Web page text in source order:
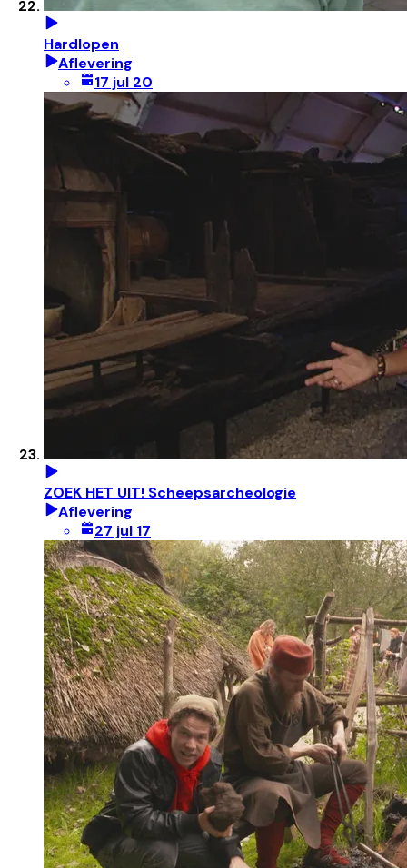
Hardlopen
Aflevering
17 jul 20
ZOEK HET UIT! Scheepsarcheologie
Aflevering
27 jul 17